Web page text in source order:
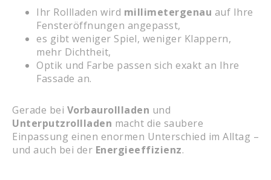
Ihr Rollladen wird millimetergenau auf Ihre
Fensteröffnungen angepasst,
es gibt weniger Spiel, weniger Klappern,
mehr Dichtheit,
Optik und Farbe passen sich exakt an Ihre
Fassade an.
Gerade bei Vorbaurollladen und
Unterputzrollladen macht die saubere
Einpassung einen enormen Unterschied im Alltag –
und auch bei der Energieeffizienz.